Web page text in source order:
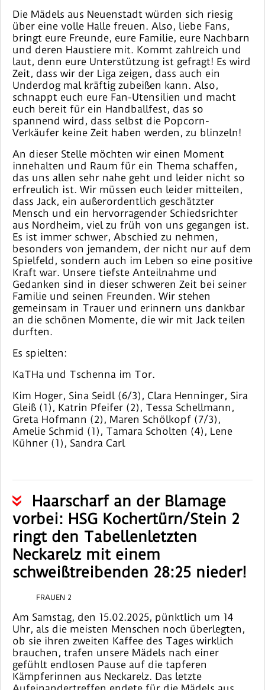
Die Mädels aus Neuenstadt würden sich riesig
über eine volle Halle freuen. Also, liebe Fans,
bringt eure Freunde, eure Familie, eure Nachbarn
und deren Haustiere mit. Kommt zahlreich und
laut, denn eure Unterstützung ist gefragt! Es wird
Zeit, dass wir der Liga zeigen, dass auch ein
Underdog mal kräftig zubeißen kann. Also,
schnappt euch eure Fan-Utensilien und macht
euch bereit für ein Handballfest, das so
spannend wird, dass selbst die Popcorn-
Verkäufer keine Zeit haben werden, zu blinzeln!
An dieser Stelle möchten wir einen Moment
innehalten und Raum für ein Thema schaffen,
das uns allen sehr nahe geht und leider nicht so
erfreulich ist. Wir müssen euch leider mitteilen,
dass Jack, ein außerordentlich geschätzter
Mensch und ein hervorragender Schiedsrichter
aus Nordheim, viel zu früh von uns gegangen ist.
Es ist immer schwer, Abschied zu nehmen,
besonders von jemandem, der nicht nur auf dem
Spielfeld, sondern auch im Leben so eine positive
Kraft war. Unsere tiefste Anteilnahme und
Gedanken sind in dieser schweren Zeit bei seiner
Familie und seinen Freunden. Wir stehen
gemeinsam in Trauer und erinnern uns dankbar
an die schönen Momente, die wir mit Jack teilen
durften.
Es spielten:
KaTHa und Tschenna im Tor.
Kim Hoger, Sina Seidl (6/3), Clara Henninger, Sira
Gleiß (1), Katrin Pfeifer (2), Tessa Schellmann,
Greta Hofmann (2), Maren Schölkopf (7/3),
Amelie Schmid (1), Tamara Scholten (4), Lene
Kühner (1), Sandra Carl
Haarscharf an der Blamage
vorbei: HSG Kochertürn/Stein 2
ringt den Tabellenletzten
Neckarelz mit einem
schweißtreibenden 28:25 nieder!
FRAUEN 2
Am Samstag, den 15.02.2025, pünktlich um 14
Uhr, als die meisten Menschen noch überlegten,
ob sie ihren zweiten Kaffee des Tages wirklich
brauchen, trafen unsere Mädels nach einer
gefühlt endlosen Pause auf die tapferen
Kämpferinnen aus Neckarelz. Das letzte